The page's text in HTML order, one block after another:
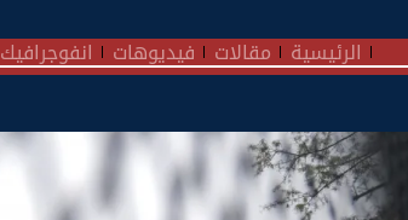
الرئيسية مقالات فيديوهات انفوجرافيك